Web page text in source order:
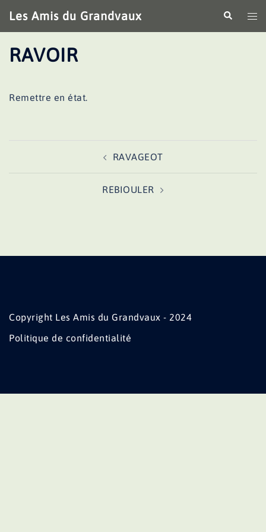
au
contenu
Les Amis du Grandvaux
le
RAVOIR
Remettre en état.
RAVAGEOT
REBIOULER
Copyright Les Amis du Grandvaux - 2024
Politique de confidentialité